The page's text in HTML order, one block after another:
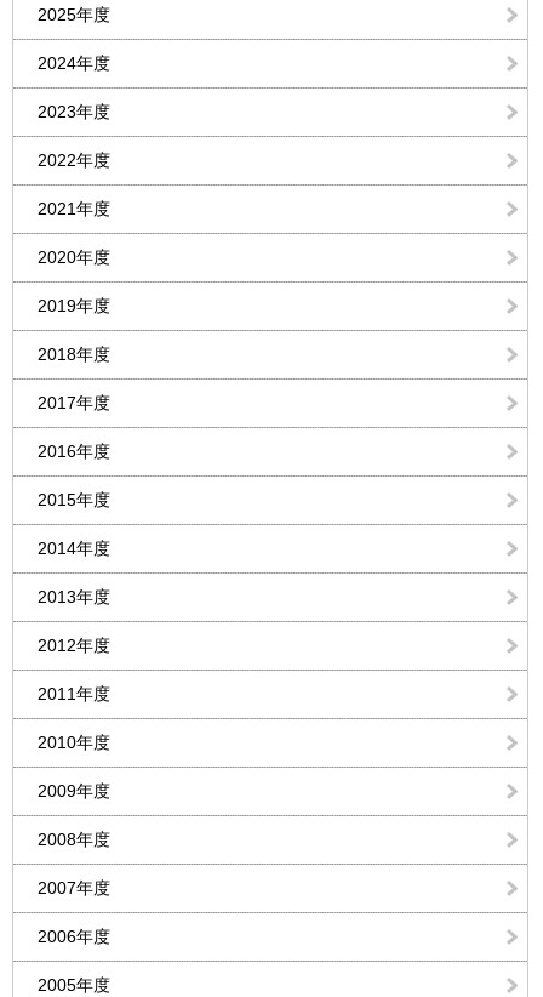
2025年度
2024年度
2023年度
2022年度
2021年度
2020年度
2019年度
2018年度
2017年度
2016年度
2015年度
2014年度
2013年度
2012年度
2011年度
2010年度
2009年度
2008年度
2007年度
2006年度
2005年度